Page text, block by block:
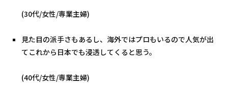
(30代/女性/専業主婦)
見た目の派手さもあるし、海外ではプロもいるので人気が出
てこれから日本でも浸透してくると思う。
(40代/女性/専業主婦)